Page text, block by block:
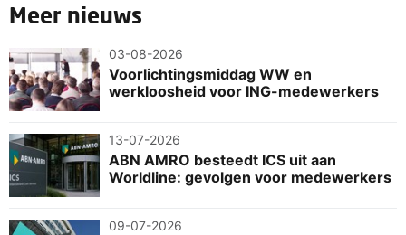
Meer nieuws
03-08-2026
Voorlichtingsmiddag WW en
werkloosheid voor ING-medewerkers
13-07-2026
ABN AMRO besteedt ICS uit aan
Worldline: gevolgen voor medewerkers
09-07-2026